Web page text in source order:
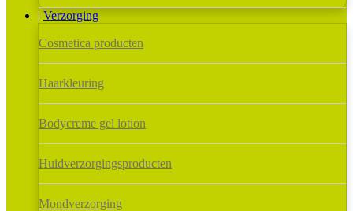
Verzorging
Cosmetica producten
Haarkleuring
Bodycreme gel lotion
Huidverzorgingsproducten
Mondverzorging